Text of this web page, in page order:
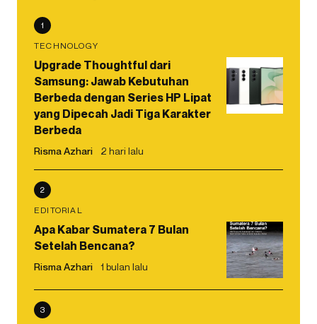
1
TECHNOLOGY
Upgrade Thoughtful dari
Samsung: Jawab Kebutuhan
Berbeda dengan Series HP Lipat
yang Dipecah Jadi Tiga Karakter
Berbeda
Risma Azhari 2 hari lalu
2
EDITORIAL
Apa Kabar Sumatera 7 Bulan
Setelah Bencana?
Risma Azhari 1 bulan lalu
3